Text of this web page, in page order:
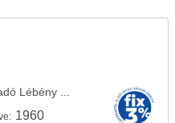
Lébény ...
1960